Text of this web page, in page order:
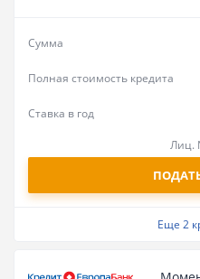
Сумма
Полная стоимость кредита
Ставка в год
Лиц.
Еще 2